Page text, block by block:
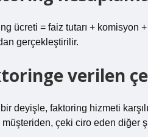
ücreti = faiz tutarı + komisyon
gerçekleştirilir.
verilen
deyişle, faktoring hizmeti
müşteriden, çeki ciro eden